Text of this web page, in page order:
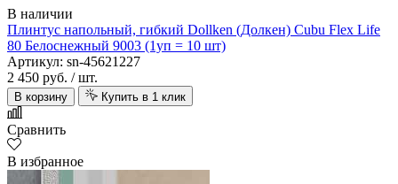
В наличии
Плинтус напольный, гибкий Dollken (Долкен) Cubu Flex Life
80 Белоснежный 9003 (1уп = 10 шт)
Артикул: sn-45621227
2 450 руб. / шт.
В корзину Купить в 1 клик
Сравнить
В избранное